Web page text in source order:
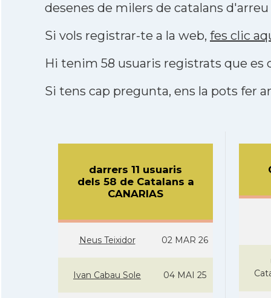
desenes de milers de catalans
Si vols registrar-te a la web, fes clic
Hi tenim 58 usuaris registrats que
Si tens cap pregunta, ens la pots fer
darrers 11 usuaris
dels 58 de Catalans a
CANARIAS
Neus Teixidor 02 MAR 26
Ivan Cabau Sole 04 MAI 25